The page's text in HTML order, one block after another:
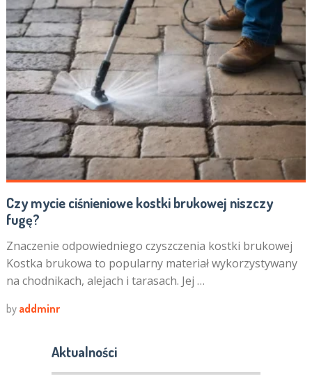
Czy mycie ciśnieniowe kostki brukowej niszczy
fugę?
Znaczenie odpowiedniego czyszczenia kostki brukowej
Kostka brukowa to popularny materiał wykorzystywany
na chodnikach, alejach i tarasach. Jej …
by addminr
Aktualności